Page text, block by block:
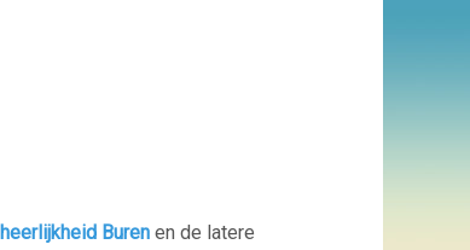
heerlijkheid Buren en de latere